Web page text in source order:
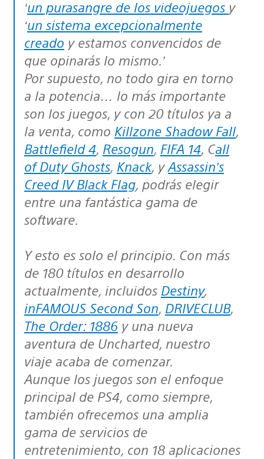
‘un purasangre de los videojuegos y
‘un sistema excepcionalmente
creado y estamos convencidos de
que opinarás lo mismo.’
Por supuesto, no todo gira en torno
a la potencia… lo más importante
son los juegos, y con 20 títulos ya a
la venta, como Killzone Shadow Fall,
Battlefield 4, Resogun, FIFA 14, Call
of Duty Ghosts, Knack, yAssassin’s
Creed IV Black Flag, podrás elegir
entre una fantástica gama de
software.
Y esto es solo el principio. Con más
de 180 títulos en desarrollo
actualmente, incluidos Destiny,
inFAMOUS Second Son, DRIVECLUB,
The Order: 1886 y una nueva
aventura de Uncharted, nuestro
viaje acaba de comenzar.
Aunque los juegos son el enfoque
principal de PS4, como siempre,
también ofrecemos una amplia
gama de servicios de
entretenimiento, con 18 aplicaciones